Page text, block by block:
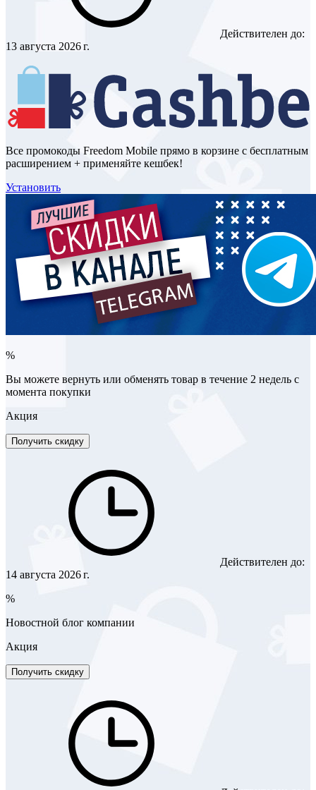
Действителен до:
13 августа 2026 г.
Все промокоды Freedom Mobile прямо в корзине с бесплатным
расширением + применяйте кешбек!
Установить
%
Вы можете вернуть или обменять товар в течение 2 недель с
момента покупки
Акция
Получить скидку
Действителен до:
14 августа 2026 г.
%
Новостной блог компании
Акция
Получить скидку